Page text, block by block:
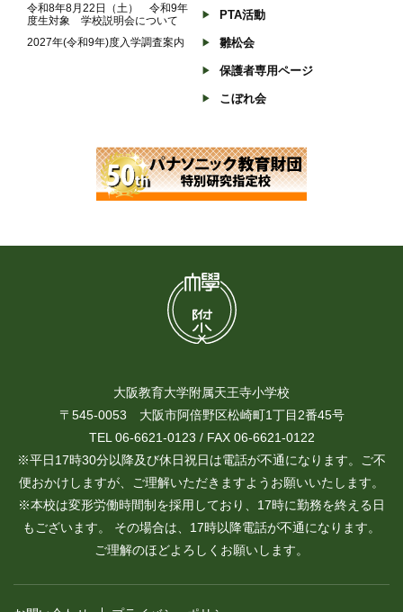
令和8年8月22日（土） 令和9年
度生対象 学校説明会について
2027年(令和9年)度入学調査案内
PTA活動
雛松会
保護者専用ページ
こぼれ会
大阪教育大学附属天王寺小学校
〒545-0053 大阪市阿倍野区松崎町1丁目2番45号
TEL 06-6621-0123 / FAX 06-6621-0122
※平日17時30分以降及び休日祝日は電話が不通になります。ご不
便おかけしますが、ご理解いただきますようお願いいたします。
※本校は変形労働時間制を採用しており、17時に勤務を終える日
もございます。 その場合は、17時以降電話が不通になります。
ご理解のほどよろしくお願いします。